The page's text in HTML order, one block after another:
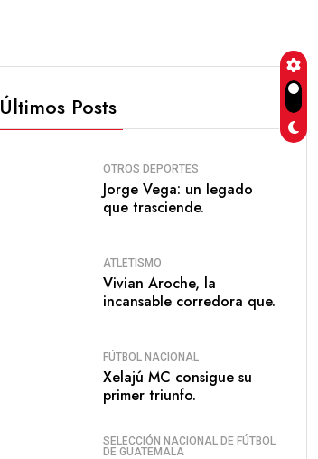
Últimos Posts
OTROS DEPORTES
Jorge Vega: un legado
que trasciende.
ATLETISMO
Vivian Aroche, la
incansable corredora que.
FÚTBOL NACIONAL
Xelajú MC consigue su
primer triunfo.
SELECCIÓN NACIONAL DE FÚTBOL
DE GUATEMALA